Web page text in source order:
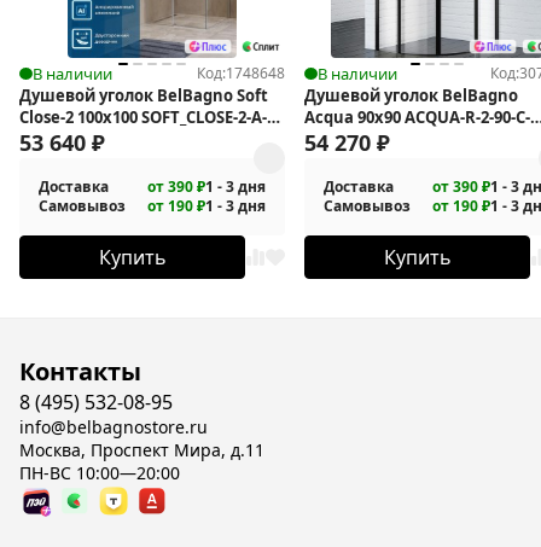
В наличии Код:1748648
Душевой уголок BelBagno Soft
Close-2 100x100 SOFT_CLOSE-2-A-1-
100-C-Cr
53 640 ₽
Доставка от 390 ₽1 - 3 дня
Самовывоз
от 190 ₽1 - 3 дня
Купить
В наличии Код:
Душевой уголок BelBagno
Acqua 90x90 ACQUA-R-2-90-C-
NERO
54 270 ₽
Доставка от 390 ₽1 - 3
Самовывоз
от 190 ₽1 - 3
Купить
Контакты
8 (495) 532-08-95
info@belbagnostore.ru
Москва, Проспект Мира, д.11
ПН-ВС 10:00—20:00